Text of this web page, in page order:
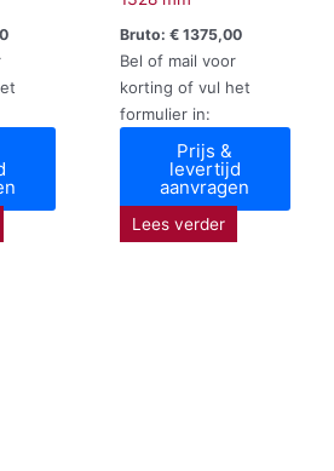
Bruto: €1375,00
Bel of mail voor
korting of vul het
formulier in:
Prijs &
levertijd
aanvragen
Lees verder